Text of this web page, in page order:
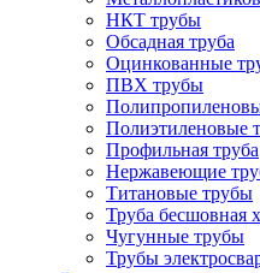
НКТ трубы
Обсадная труба
Оцинкованные
ПВХ трубы
Полиэтиленовые
Профильная труба
Нержавеющие
Титановые трубы
Труба бесшовная
Чугунные трубы
Трубы